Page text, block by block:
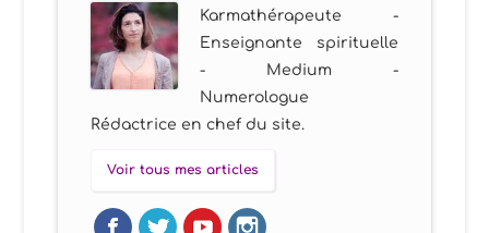
Karmathérapeute -
Enseignante spirituelle
- Medium -
Numerologue
Rédactrice en chef du site.
Voir tous mes articles